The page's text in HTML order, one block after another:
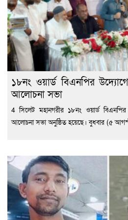
১৮নং ওয়ার্ড বিএনপির
আলোচনা সভা
4 সিলেট মহানগরীর ১৮নং ওয়ার্ড
আলোচনা সভা অনুষ্ঠিত হয়েছে। বুধবার (৫